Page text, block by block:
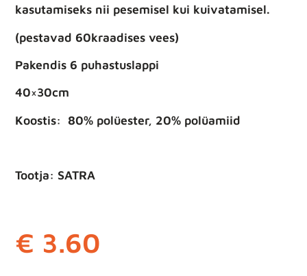
kasutamiseks nii pesemisel kui kuivatamisel.
(pestavad 60kraadises vees)
Pakendis 6 puhastuslappi
40×30cm
Koostis: 80% polüester, 20% polüamiid
Tootja: SATRA
€ 3.60